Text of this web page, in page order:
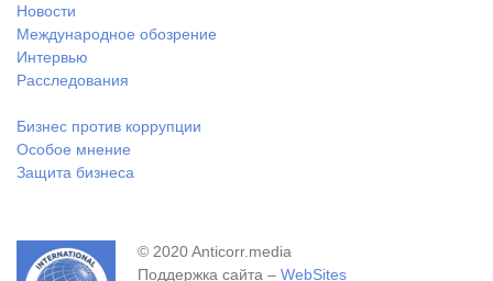
Новости
Международное обозрение
Интервью
Расследования
Бизнес против коррупции
Особое мнение
Защита бизнеса
© 2020 Anticorr.media
Поддержка сайта – WebSites